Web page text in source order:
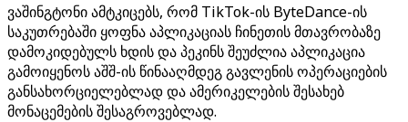
ვაშინგტონი ამტკიცებს, რომ TikTok-ის ByteDance-ის
საკუთრებაში ყოფნა აპლიკაციას ჩინეთის მთავრობაზე
დამოკიდებულს ხდის და პეკინს შეუძლია აპლიკაცია
გამოიყენოს აშშ-ის წინააღმდეგ გავლენის ოპერაციების
განსახორციელებლად და ამერიკელების შესახებ
მონაცემების შესაგროვებლად.